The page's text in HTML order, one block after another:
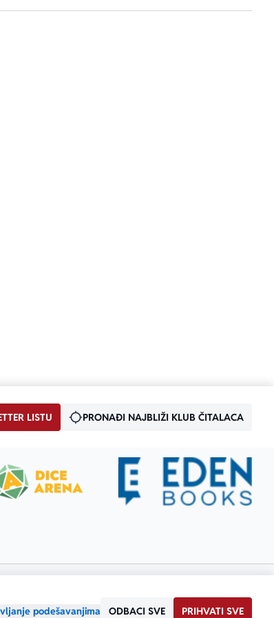
PRIHVATI SVE
ODBACI SVE
podešavanjima
LISTU PRONAĐI NAJBLIŽI KLUB ČITALACA